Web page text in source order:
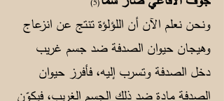
ونحن نعلم الآن أن اللؤلؤة تنتج عن انزعاج
وهيجان حيوان الصدفة ضد جسم غريب
دخل الصدفة وتسرب إليه، فأفرز حيوان
الصدفة مادة ضد ذلك الجسم الغريب، فيكوّن